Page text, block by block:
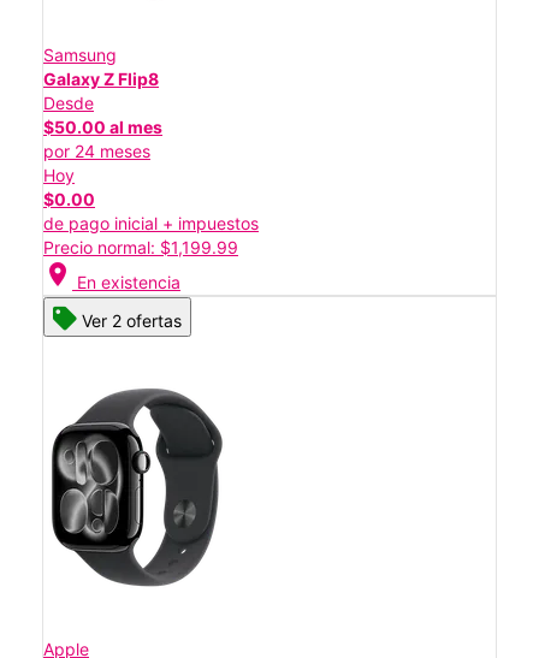
Samsung
Galaxy Z Flip8
Desde
$50.00 al mes
por 24 meses
Hoy
$0.00
de pago inicial + impuestos
Precio normal: $1,199.99
location_on En existencia
Ver 2 ofertas
Apple